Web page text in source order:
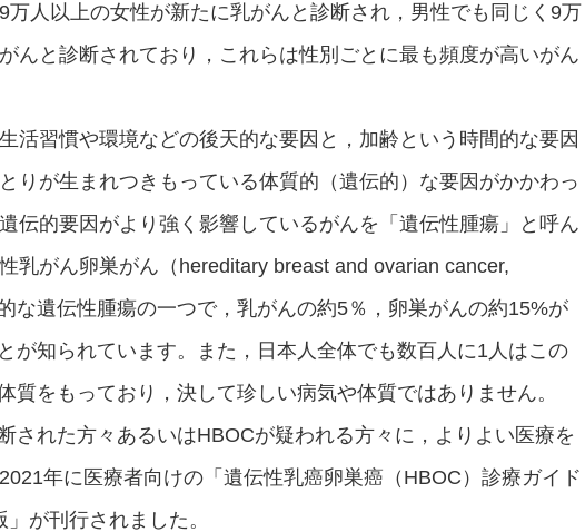
万人以上の女性が新たに乳がんと診断され，男性でも同じく9万
んと診断されており，これらは性別ごとに最も頻度が高いがん
活習慣や環境などの後天的な要因と，加齢という時間的な要因
りが生まれつきもっている体質的（遺伝的）な要因がかかわっ
伝的要因がより強く影響しているがんを「遺伝性腫瘍」と呼ん
乳がん卵巣がん（hereditary breast and ovarian cancer,
な遺伝性腫瘍の一つで，乳がんの約5％，卵巣がんの約15%が
が知られています。また，日本人全体でも数百人に1人はこの
質をもっており，決して珍しい病気や体質ではありません。
された方々あるいはHBOCが疑われる方々に，よりよい医療を
年に医療者向けの「遺伝性乳癌卵巣癌（HBOC）診療ガイド
が刊行されました。